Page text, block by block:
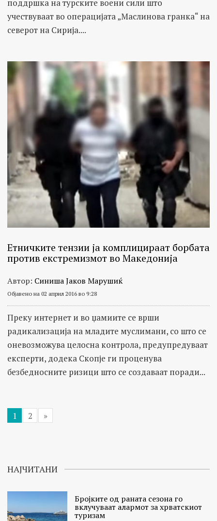
поддршка на турските воени сили што
учествуваат во операцијата „Маслинова гранка“ на
северот на Сирија....
Етничките тензии ја комплицираат борбата
против екстремизмот во Македонија
Автор: Синиша Јаков Марушиќ
Објавено на 02 април 2016 во 9:28
Преку интернет и во џамиите се врши
радикализација на младите муслимани, со што се
оневозможува целосна контрола, предупредуваат
експерти, додека Скопје ги проценува
безбедносните ризици што се создаваат поради...
1 2 »
НАЈЧИТАНИ
Бројките од раната сезона го
вклучуваат алармот за хрватскиот
туризам